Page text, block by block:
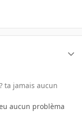
ta jamais aucun
aucun problèma